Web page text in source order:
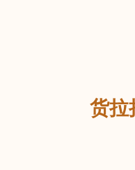
货拉